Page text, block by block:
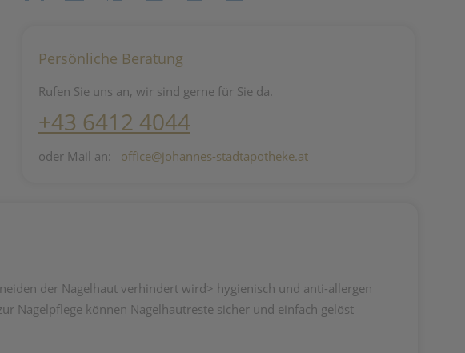
Persönliche Beratung
Rufen Sie uns an, wir sind gerne für Sie da.
+43 6412 4044
oder Mail an: office@johannes-stadtapotheke.at
der Nagelhaut verhindert wird> hygienisch und anti-allergen
Nagelpflege können Nagelhautreste sicher und einfach gelöst